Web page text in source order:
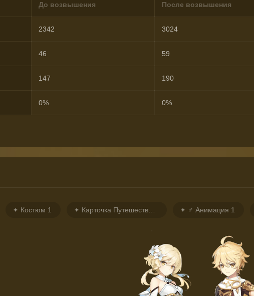
До возвышения После возвышения
2342 3024
46 59
147 190
0% 0%
Костюм 1 ♂ Анимация 1